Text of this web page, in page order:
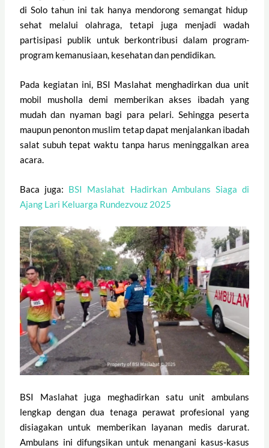
di Solo tahun ini tak hanya mendorong semangat hidup
sehat melalui olahraga, tetapi juga menjadi wadah
partisipasi publik untuk berkontribusi dalam program-
program kemanusiaan, kesehatan dan pendidikan.
Pada kegiatan ini, BSI Maslahat menghadirkan dua unit
mobil musholla demi memberikan akses ibadah yang
mudah dan nyaman bagi para pelari. Sehingga peserta
maupun penonton muslim tetap dapat menjalankan ibadah
salat subuh tepat waktu tanpa harus meninggalkan area
acara.
Baca juga: BSI Maslahat Hadirkan Ambulans Siaga di
Ajang Lari Keluarga Rundezvouz 2025
BSI Maslahat juga meghadirkan satu unit ambulans
lengkap dengan dua tenaga perawat profesional yang
disiagakan untuk memberikan layanan medis darurat.
Ambulans ini difungsikan untuk menangani kasus-kasus